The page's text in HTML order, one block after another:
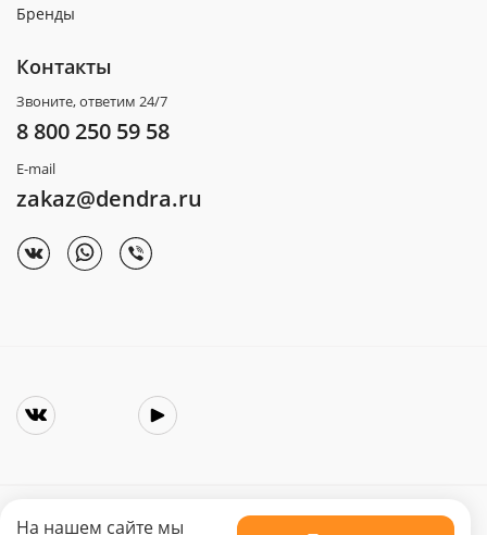
Бренды
Контакты
Звоните, ответим 24/7
8 800 250 59 58
E-mail
zakaz@dendra.ru
На нашем сайте мы